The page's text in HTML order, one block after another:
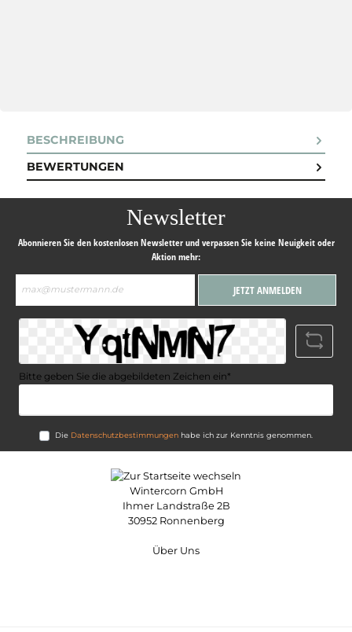
BESCHREIBUNG
BEWERTUNGEN
Newsletter
Abonnieren Sie den kostenlosen Newsletter und verpassen Sie keine Neuigkeit oder
Aktion mehr:
Mail-
Adresse*
JETZT ANMELDEN
Bitte geben Sie die abgebildeten Zeichen ein*
Die Datenschutzbestimmungenhabe ich zur Kenntnis genommen.
Wintercorn GmbH
Ihmer Landstraße 2B
30952 Ronnenberg
Über Uns